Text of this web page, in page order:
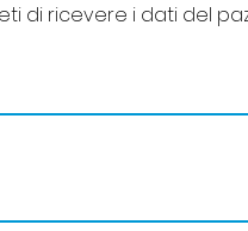
di ricevere i dati del